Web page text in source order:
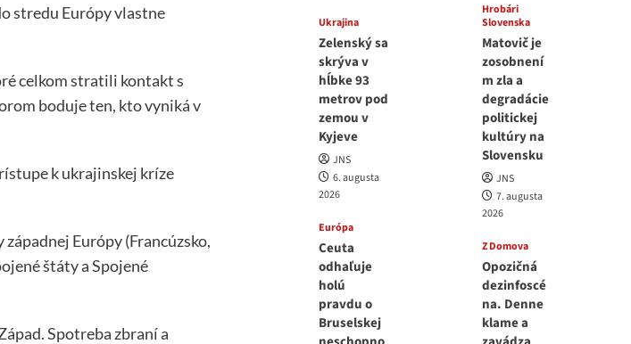
stredu Európy vlastne
celkom stratili kontakt s
boduje ten, kto vyniká v
k ukrajinskej kríze
Európy (Francúzsko,
štáty a Spojené
Spotreba zbraní a
Ukrajina
Zelenský sa
skrýva v
hĺbke 93
metrov pod
zemou v
Kyjeve
JNS
6. augusta
2026
Európa
Ceuta
odhaľuje
holú
pravdu o
Bruselskej
Hrobári
Slovenska
Matovič je
zosobnení
m zla a
degradácie
politickej
kultúry na
Slovensku
JNS
7. augusta
2026
Z Domova
Opozičná
dezinfoscé
na. Denne
klame a